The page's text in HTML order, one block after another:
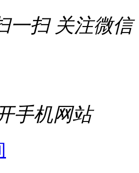
一扫 关注微信
手机网站